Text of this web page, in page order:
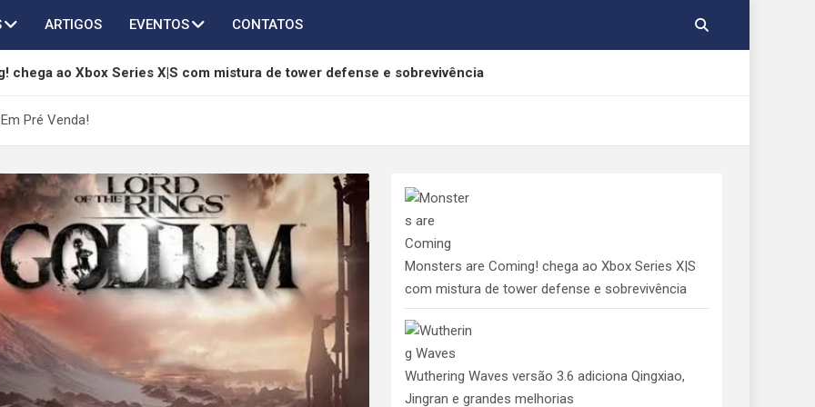
ARTIGOS EVENTOS CONTATOS
chega ao Xbox Series X|S com mistura de tower defense e sobrevivência
3.6 adiciona Qingxiao, Jingran e grandes melhorias
Vault ganha edição física para Switch 2, PS5 e PC
3º aniversário com grande atualização 3.7 e mais de 45 invocações gratuitas
Pré Venda!
Monsters are Coming! chega ao Xbox Series X|S
com mistura de tower defense e sobrevivência
Wuthering Waves versão 3.6 adiciona Qingxiao,
Jingran e grandes melhorias